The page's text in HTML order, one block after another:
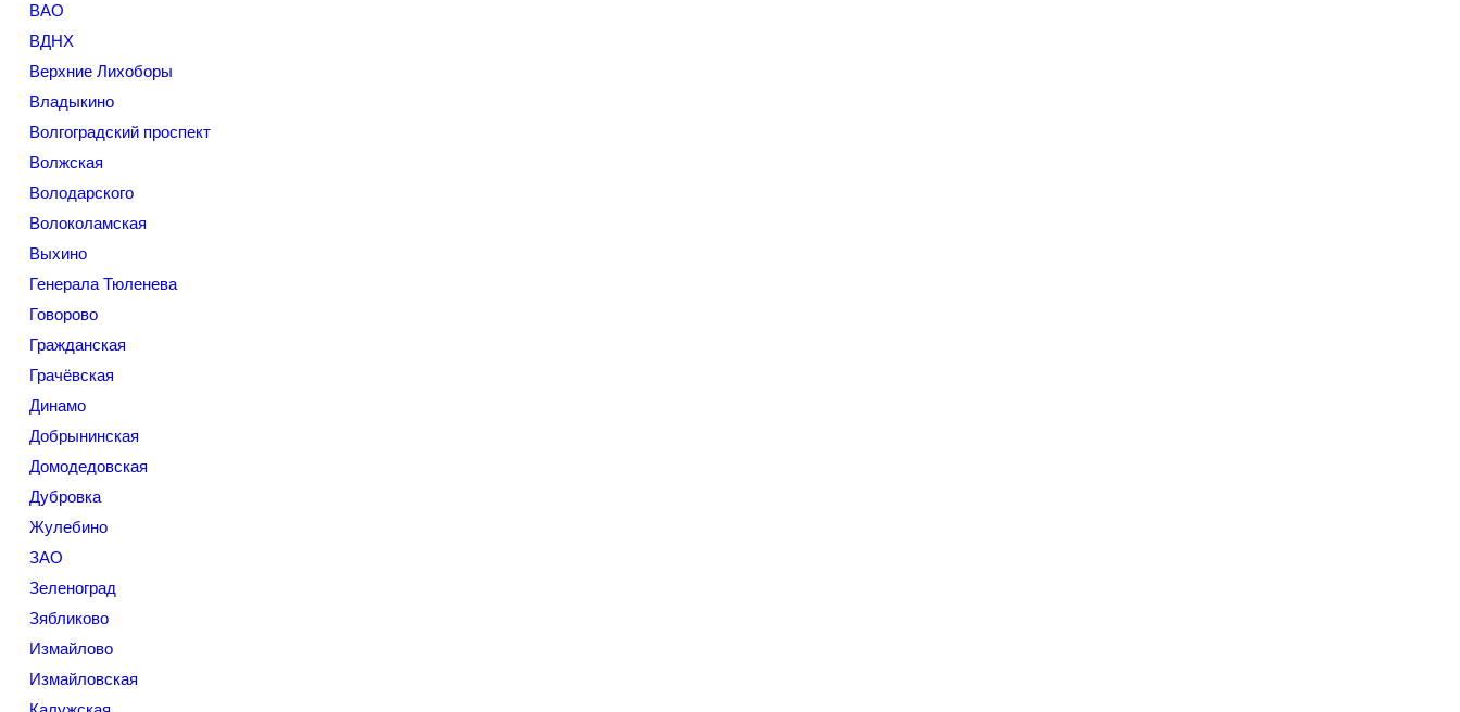
ВАО
ВДНХ
Верхние Лихоборы
Владыкино
Волгоградский проспект
Волжская
Володарского
Волоколамская
Выхино
Генерала Тюленева
Говорово
Гражданская
Грачёвская
Динамо
Добрынинская
Домодедовская
Дубровка
Жулебино
ЗАО
Зеленоград
Зябликово
Измайлово
Измайловская